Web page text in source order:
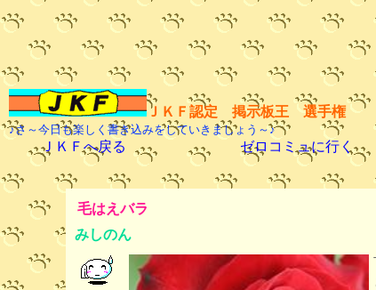
ＪＫＦ認定 掲示板王 選手権
♪さ～今日も楽しく書き込みをしていきましょう～♪
ＪＫＦへ戻る ゼロコミュに行く
毛はえバラ
みしのん